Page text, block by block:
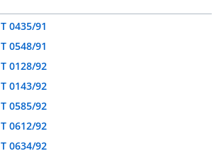
T 0435/91
T 0548/91
T 0128/92
T 0143/92
T 0585/92
T 0612/92
T 0634/92